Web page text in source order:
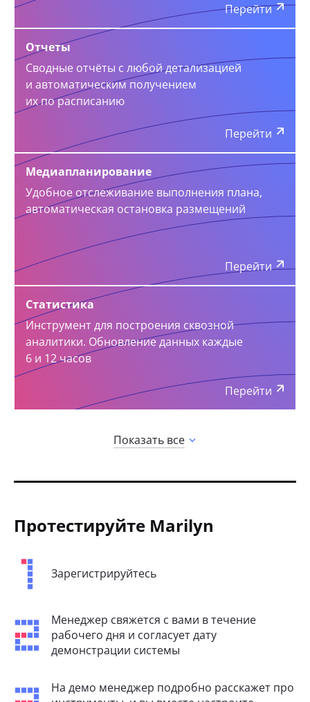
Перейти
Отчеты
Сводные отчёты с любой детализацией
и автоматическим получением
их по расписанию
Перейти
Медиапланирование
Удобное отслеживание выполнения плана,
автоматическая остановка размещений
Перейти
Статистика
Инструмент для построения сквозной
аналитики. Обновление данных каждые
6 и 12 часов
Перейти
Показать все
Протестируйте Marilyn
Зарегистрируйтесь
Менеджер свяжется с вами в течение
рабочего дня и согласует дату
демонстрации системы
На демо менеджер подробно расскажет про